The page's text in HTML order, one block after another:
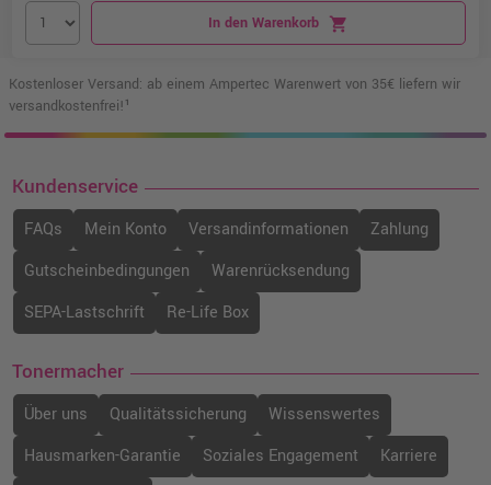
In den Warenkorb shopping_cart
Kostenloser Versand: ab einem Ampertec Warenwert von 35€ liefern wir
versandkostenfrei!¹
Kundenservice
FAQs Mein Konto Versandinformationen
Zahlung
Gutscheinbedingungen
Warenrücksendung
SEPA-Lastschrift
Re-Life Box
Tonermacher
Über uns Qualitätssicherung
Wissenswertes
Hausmarken-Garantie
Soziales Engagement
Karriere